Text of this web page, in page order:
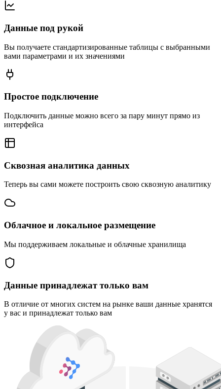
Данные под рукой
Вы получаете стандартизированные таблицы с выбранными
вами параметрами и их значениями
Простое подключение
Подключить данные можно всего за пару минут прямо из
интерфейса
Сквозная аналитика данных
Теперь вы сами можете построить свою сквозную аналитику
Облачное и локальное размещение
Мы поддерживаем локальные и облачные хранилища
Данные принадлежат только вам
В отличие от многих систем на рынке ваши данные хранятся
у вас и принадлежат только вам